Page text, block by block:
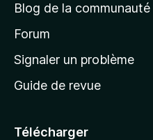
d
a
c
e
Blog de la communauté
Forum
Signaler un problème
Guide de revue
Télécharger